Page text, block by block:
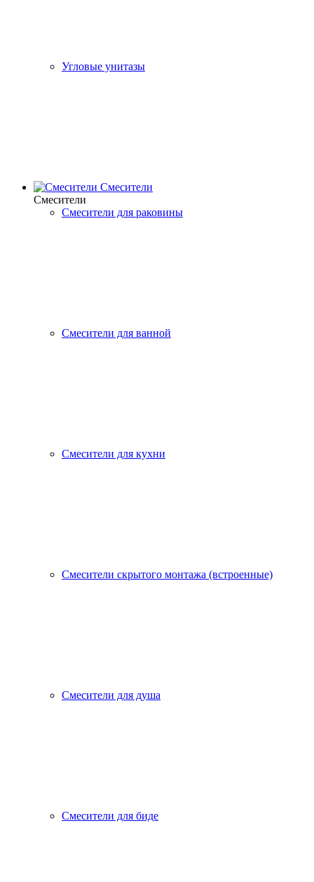
Угловые унитазы
Смесители
Смесители
Смесители для раковины
Смесители для ванной
Смесители для кухни
Смесители скрытого монтажа (встроенные)
Смесители для душа
Смесители для биде